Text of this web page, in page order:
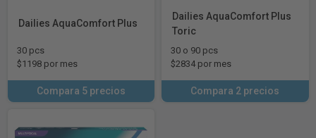
Dailies AquaComfort Plus
30 pcs
$1198 por mes
Compara 5 precios
Dailies AquaComfort Plus
Toric
30 o 90 pcs
$2834 por mes
Compara 2 precios